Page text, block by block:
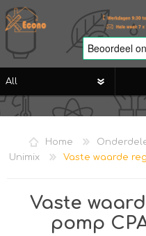
REGISTREREN
VERLANGLIJST
Home
Unimix
Vaste waarde
Vaste
pomp